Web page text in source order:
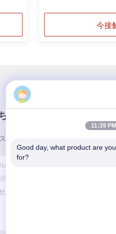
今接
のニュースレター
レターへの購読は,割引などで可能で
11:39 PM
Good day, what product are
for?